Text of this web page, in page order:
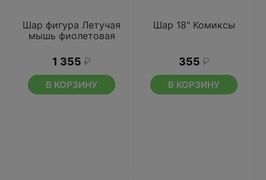
Шар фигура Летучая
мышь фиолетовая
1 355 ₽
В КОРЗИНУ
Шар 18" Комиксы
355 ₽
В КОРЗИНУ